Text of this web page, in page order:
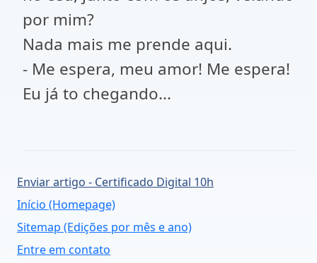
por mim?
Nada mais me prende aqui.
- Me espera, meu amor! Me espera!
Eu já to chegando...
Enviar artigo - Certificado Digital 10h
Início (Homepage)
Sitemap (Edições por mês e ano)
Entre em contato